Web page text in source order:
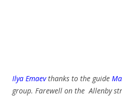
Ilya Emaevthanks to the guide
group. Farewell on the Allenby